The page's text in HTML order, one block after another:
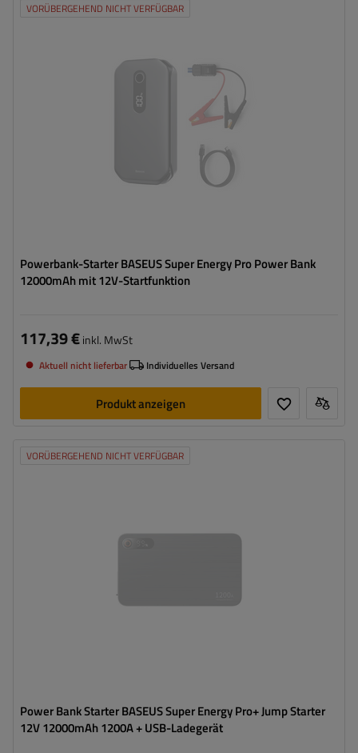
VORÜBERGEHEND NICHT VERFÜGBAR
Powerbank-Starter BASEUS Super Energy Pro Power Bank
12000mAh mit 12V-Startfunktion
117,39 €inkl. MwSt
Aktuell nicht lieferbar Individuelles Versand
Produkt anzeigen
VORÜBERGEHEND NICHT VERFÜGBAR
Power Bank Starter BASEUS Super Energy Pro+ Jump Starter
12V 12000mAh 1200A + USB-Ladegerät